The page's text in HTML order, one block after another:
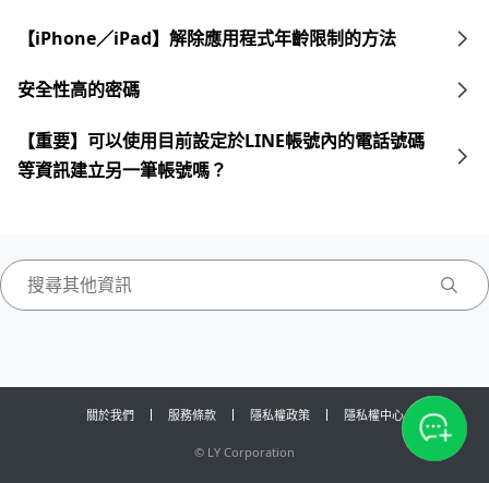
【iPhone／iPad】解除應用程式年齡限制的方法
安全性高的密碼
【重要】可以使用目前設定於LINE帳號內的電話號碼
等資訊建立另一筆帳號嗎？
關於我們 服務條款 隱私權政策 隱私權中心
© LY Corporation